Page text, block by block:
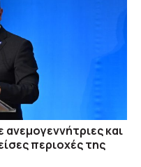
και
περιοχές της